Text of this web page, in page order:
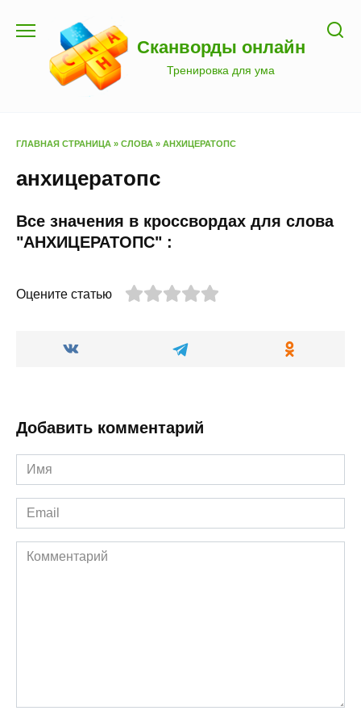
содержанию
Сканворды онлайн
Тренировка для ума
ГЛАВНАЯ СТРАНИЦА » СЛОВА » АНХИЦЕРАТОПС
анхицератопс
Все значения в кроссвордах для слова
"АНХИЦЕРАТОПС" :
Оцените статью
Добавить комментарий
Имя
*
Email
*
Комментарий